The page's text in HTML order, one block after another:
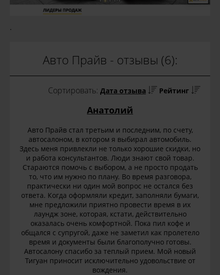
.
Авто Прайв - отзывы (6):
Сортировать: Дата отзыва Рейтинг
Анатолий
Авто Прайв стал третьим и последним, по счету,
автосалоном, в котором я выбирал автомобиль.
Здесь меня привлекли не только хорошие скидки, но
и работа консультантов. Люди знают свой товар.
Стараются помочь с выбором, а не просто продать
то, что им нужно по плану. Во время разговора,
практически ни один мой вопрос не остался без
ответа. Когда оформляли кредит, заполняли бумаги,
мне предложили приятно провести время в их
лаундж зоне, которая, кстати, действительно
оказалась очень комфортной. Пока пил кофе и
общался с супругой, даже не заметил как пролетело
время и документы были благополучно готовы.
Автосалону спасибо за теплый прием. Мой новый
Тигуан приносит исключительно удовольствие от
вождения.